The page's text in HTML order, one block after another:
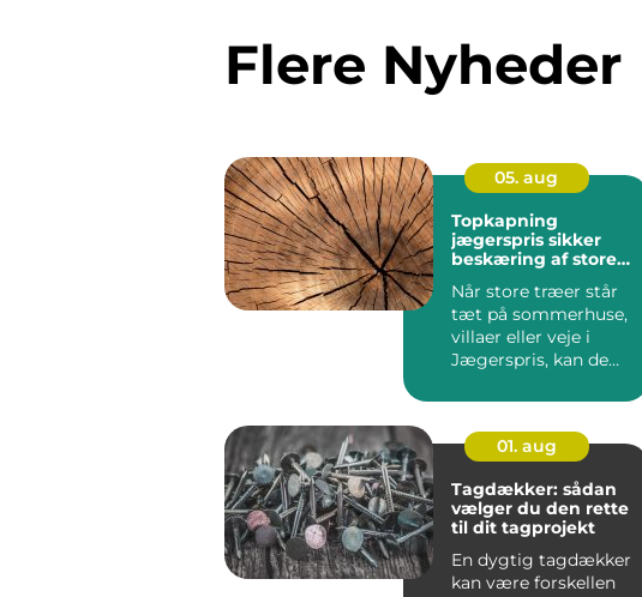
Flere Nyheder
05. aug
Topkapning
jægerspris sikker
beskæring af store
Når store træer står
tæt på sommerhuse,
villaer eller veje i
Jægerspris, kan de
01. aug
Tagdækker: sådan
vælger du den rette
til dit tagprojekt
En dygtig tagdækker
kan være forskellen